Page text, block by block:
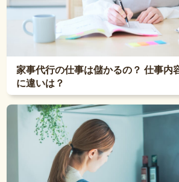
家事代行の仕事は儲かるの？ 仕事内
に違いは？